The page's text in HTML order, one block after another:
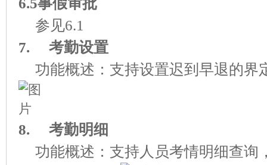
6.5事假审批
参见6.1
7.
考勤设置
功能概述：支持设置迟到早退的界
8.
考勤明细
功能概述：支持人员考情明细查询